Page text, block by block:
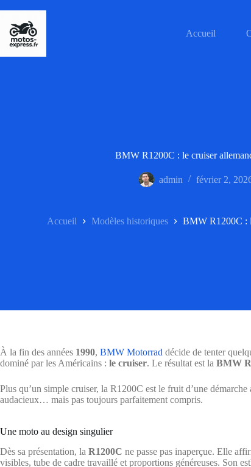
contenu
Accueil
BMW R1200C : le cruiser
admin février 2,
Accueil Modèles historiques BMW R1200C :
À la fin des années 1990, BMW Motorrad décide de tenter
dominé par les Américains : le cruiser. Le résultat est la BMW
Plus qu’un simple cruiser, la R1200C est le fruit d’une démarche
audacieux… mais pas toujours parfaitement compris.
Une moto au design singulier
Dès sa présentation, la R1200C ne passe pas inaperçue. Elle
visibles, tube de cadre travaillé et proportions généreuses. Son